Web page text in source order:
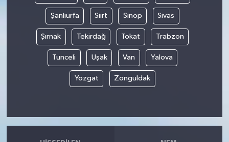
Şanlıurfa Siirt Sinop Sivas
Şırnak Tekirdağ Tokat Trabzon
Tunceli Uşak Van Yalova
Yozgat Zonguldak